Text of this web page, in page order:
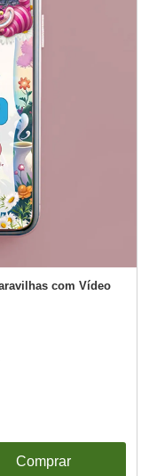
com Vídeo
Comprar